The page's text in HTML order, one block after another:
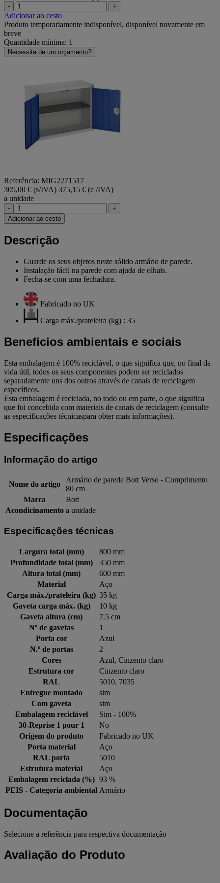
- +
Adicionar ao cesto
Produto temporariamente indisponível, disponível novamente em
breve
Quantidade mínima: 1
Necessita de um orçamento?
Referência: MIG2271517
305,00 € (s/IVA) 375,15 € (c /IVA)
a unidade
-
+
Adicionar ao cesto
Descrição
Guarde os seus objetos neste sólido armário de parede.
Instalação fácil na parede com ajuda de olhais.
Fecha-se com uma fechadura.
Fabricado no UK
Carga máx./prateleira (kg) : 35
Beneficios ambientais e sociais
Esta embalagem é 100% reciclável, o que significa que, no final da
vida útil, todos os seus componentes podem ser reciclados
separadamente uns dos outros através de canais de reciclagem
específicos.
Esta embalagem é reciclada, no todo ou em parte, o que significa
que foi concebida com materiais de canais de reciclagem (consulte
as especificações técnicaspara obter mais informações).
Especificações
Informação do artigo
Nome do artigo
Armário de parede Bott Verso - Comprimento
80 cm
Marca
Bott
Acondicinamento a unidade
Especificações técnicas
Largura total (mm)
800 mm
Profundidade total (mm)
350 mm
Altura total (mm)
600 mm
Material
Aço
Carga máx./prateleira (kg) 35 kg
Gaveta carga máx. (kg)
10 kg
Gaveta altura (cm)
7.5 cm
Nº de gavetas
1
Porta cor
Azul
N.º de portas
2
Cores
Azul, Cinzento claro
Estrutura cor
Cinzento claro
RAL
5010, 7035
Entregue montado
sim
Com gaveta
sim
Embalagem reciclável
Sim - 100%
30-Reprise 1 pour 1
No
Origem do produto
Fabricado no UK
Porta material
Aço
RAL porta
5010
Estrutura material
Aço
Embalagem reciclada (%) 93 %
PEIS - Categoria ambiental Armário
Documentação
Selecione a referência para respectiva documentação
Avaliação do Produto